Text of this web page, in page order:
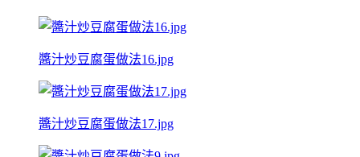
醬汁炒豆腐蛋做法16.jpg
醬汁炒豆腐蛋做法17.jpg